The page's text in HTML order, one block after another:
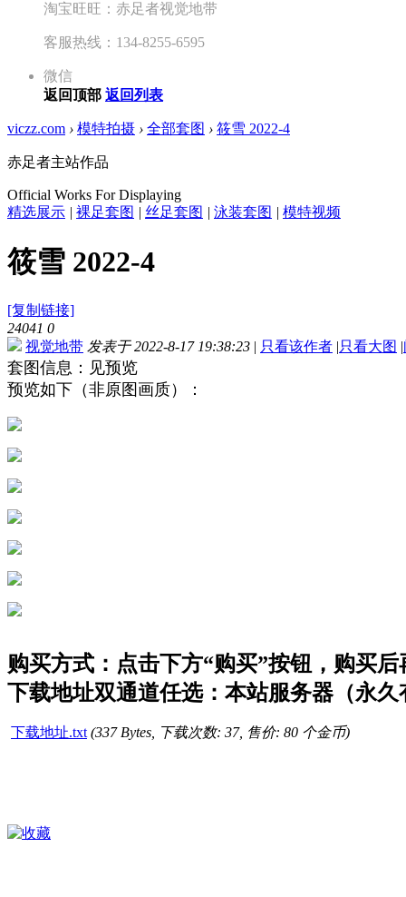
淘宝旺旺：赤足者视觉地带
客服热线：134-8255-6595
微信
返回顶部 返回列表
viczz.com › 模特拍摄 › 全部套图 › 筱雪 2022-4
赤足者主站作品
Official Works For Displaying
精选展示 | 裸足套图 | 丝足套图 | 泳装套图 | 模特视频
筱雪 2022-4
[复制链接]
24041 0
视觉地带 发表于 2022-8-17 19:38:23 | 只看该作者 |只看大图 |
套图信息：见预览
预览如下（非原图画质）：
购买方式：点击下方“购买”按钮，购买
下载地址双通道任选：本站服务器（永
下载地址.txt (337 Bytes, 下载次数: 37, 售价: 80 个金币)